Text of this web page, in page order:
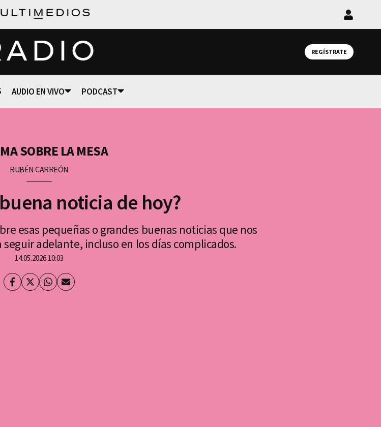
Iniciar
REGÍSTRATE
AUDIO EN VIVO PODCAST
SOBRE LA MESA
RUBÉN CARREÓN
noticia de hoy?
esas pequeñas o grandes buenas noticias que nos
adelante, incluso en los días complicados.
14.05.2026 10:03
Facebook
TwitterWhatsapp
Enviar